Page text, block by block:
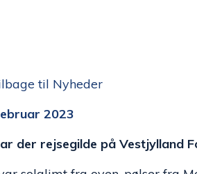
til Nyheder
2023
der rejsegilde på Vestjylland